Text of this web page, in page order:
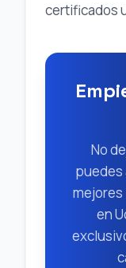
certificados
No
puedes
mejores
en